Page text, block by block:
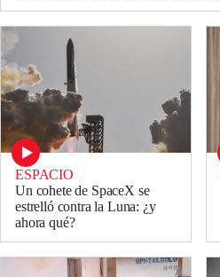
ESPACIO
Un cohete de SpaceX se
estrelló contra la Luna: ¿y
ahora qué?